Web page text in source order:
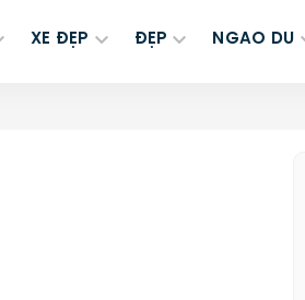
XE ĐẸP ĐẸP NGAO DU